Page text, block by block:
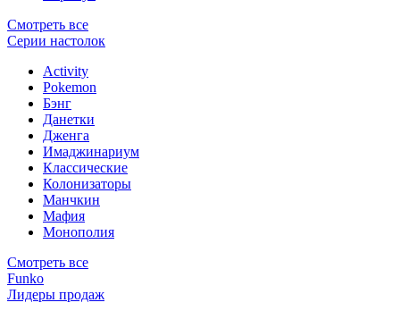
Смотреть все
Серии настолок
Activity
Pokemon
Бэнг
Данетки
Дженга
Имаджинариум
Классические
Колонизаторы
Манчкин
Мафия
Монополия
Смотреть все
Funko
Лидеры продаж